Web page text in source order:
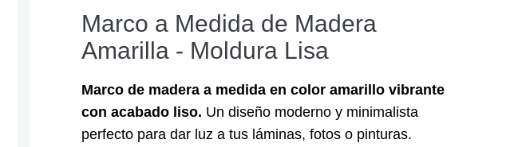
Marco a Medida de Madera
Amarilla - Moldura Lisa
Marco de madera a medida en color amarillo vibrante
con acabado liso. Un diseño moderno y minimalista
perfecto para dar luz a tus láminas, fotos o pinturas.